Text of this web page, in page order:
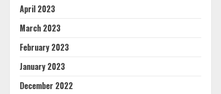
April 2023
March 2023
February 2023
January 2023
December 2022